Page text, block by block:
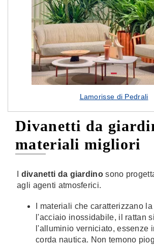
Lamorisse di Pedrali
Divanetti da
materiali migliori
divanetti da giardinosono
agli agenti atmosferici.
I materiali che caratterizzano
l'acciaio inossidabile, il rattan
l'alluminio verniciato, essenze
corda nautica. Non temono